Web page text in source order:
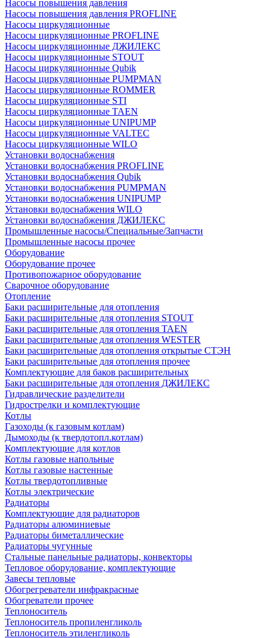
Насосы повышения давления
Насосы повышения давления PROFLINE
Насосы циркуляционные
Насосы циркуляционные PROFLINE
Насосы циркуляционные ДЖИЛЕКС
Насосы циркуляционные STOUT
Насосы циркуляционные Qubik
Насосы циркуляционные PUMPMAN
Насосы циркуляционные ROMMER
Насосы циркуляционные STI
Насосы циркуляционные TAEN
Насосы циркуляционные UNIPUMP
Насосы циркуляционные VALTEC
Насосы циркуляционные WILO
Установки водоснабжения
Установки водоснабжения PROFLINE
Установки водоснабжения Qubik
Установки водоснабжения PUMPMAN
Установки водоснабжения UNIPUMP
Установки водоснабжения WILO
Установки водоснабжения ДЖИЛЕКС
Промышленные насосы/Специальные/Запчасти
Промышленные насосы прочее
Оборудование
Оборудование прочее
Противопожарное оборудование
Сварочное оборудование
Отопление
Баки расширительные для отопления
Баки расширительные для отопления STOUT
Баки расширительные для отопления TAEN
Баки расширительные для отопления WESTER
Баки расширительные для отопления открытые СТЭН
Баки расширительные для отопления прочее
Комплектующие для баков расширительных
Баки расширительные для отопления ДЖИЛЕКС
Гидравлические разделители
Гидрострелки и комплектующие
Котлы
Газоходы (к газовым котлам)
Дымоходы (к твердотопл.котлам)
Комплектующие для котлов
Котлы газовые напольные
Котлы газовые настенные
Котлы твердотопливные
Котлы электрические
Радиаторы
Комплектующие для радиаторов
Радиаторы алюминиевые
Радиаторы биметаллические
Радиаторы чугунные
Стальные панельные радиаторы, конвекторы
Тепловое оборудование, комплектующие
Завесы тепловые
Обогрегреватели инфракрасные
Обогреватели прочее
Теплоноситель
Теплоноситель пропиленгликоль
Теплоноситель этиленгликоль